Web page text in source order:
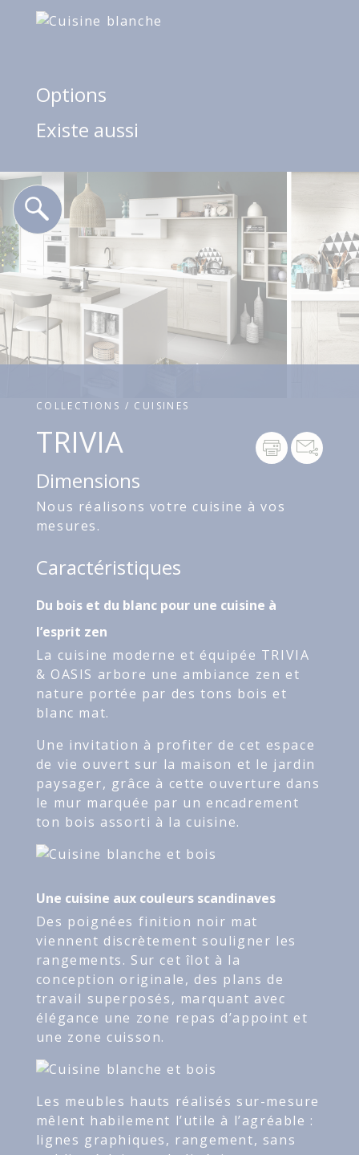
Options
Existe aussi
COLLECTIONS / CUISINES
TRIVIA
Dimensions
Nous réalisons votre cuisine à vos
mesures.
Caractéristiques
Du bois et du blanc pour une cuisine à
l’esprit zen
La cuisine moderne et équipée TRIVIA
& OASIS arbore une ambiance zen et
nature portée par des tons bois et
blanc mat.
Une invitation à profiter de cet espace
de vie ouvert sur la maison et le jardin
paysager, grâce à cette ouverture dans
le mur marquée par un encadrement
ton bois assorti à la cuisine.
Une cuisine aux couleurs scandinaves
Des poignées finition noir mat
viennent discrètement souligner les
rangements. Sur cet îlot à la
conception originale, des plans de
travail superposés, marquant avec
élégance une zone repas d’appoint et
une zone cuisson.
Les meubles hauts réalisés sur-mesure
mêlent habilement l’utile à l’agréable :
lignes graphiques, rangement, sans